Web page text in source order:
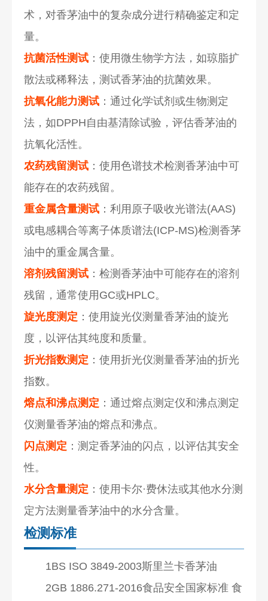
术，对香茅油中的复杂成分进行精确鉴定和定
量。
抗菌活性测试 ：使用微生物学方法，如琼脂扩
散法或稀释法，测试香茅油的抗菌效果。
抗氧化能力测试 ：通过化学试剂或生物测定
法，如DPPH自由基清除试验，评估香茅油的
抗氧化活性。
农药残留测试 ：使用色谱技术检测香茅油中可
能存在的农药残留。
重金属含量测试 ：利用原子吸收光谱法(AAS)
或电感耦合等离子体质谱法(ICP-MS)检测香茅
油中的重金属含量。
溶剂残留测试 ：检测香茅油中可能存在的溶剂
残留，通常使用GC或HPLC。
旋光度测定 ：使用旋光仪测量香茅油的旋光
度，以评估其纯度和质量。
折光指数测定 ：使用折光仪测量香茅油的折光
指数。
熔点和沸点测定 ：通过熔点测定仪和沸点测定
仪测量香茅油的熔点和沸点。
闪点测定 ：测定香茅油的闪点，以评估其安全
性。
水分含量测定 ：使用卡尔·费休法或其他水分测
定方法测量香茅油中的水分含量。
检测标准
1BS ISO 3849-2003斯里兰卡香茅油
2GB 1886.271-2016食品安全国家标准 食